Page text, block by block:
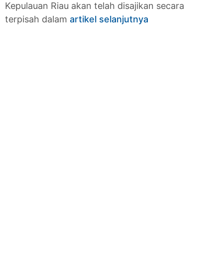
Kepulauan Riau akan telah disajikan secara
terpisah dalam artikel selanjutnya